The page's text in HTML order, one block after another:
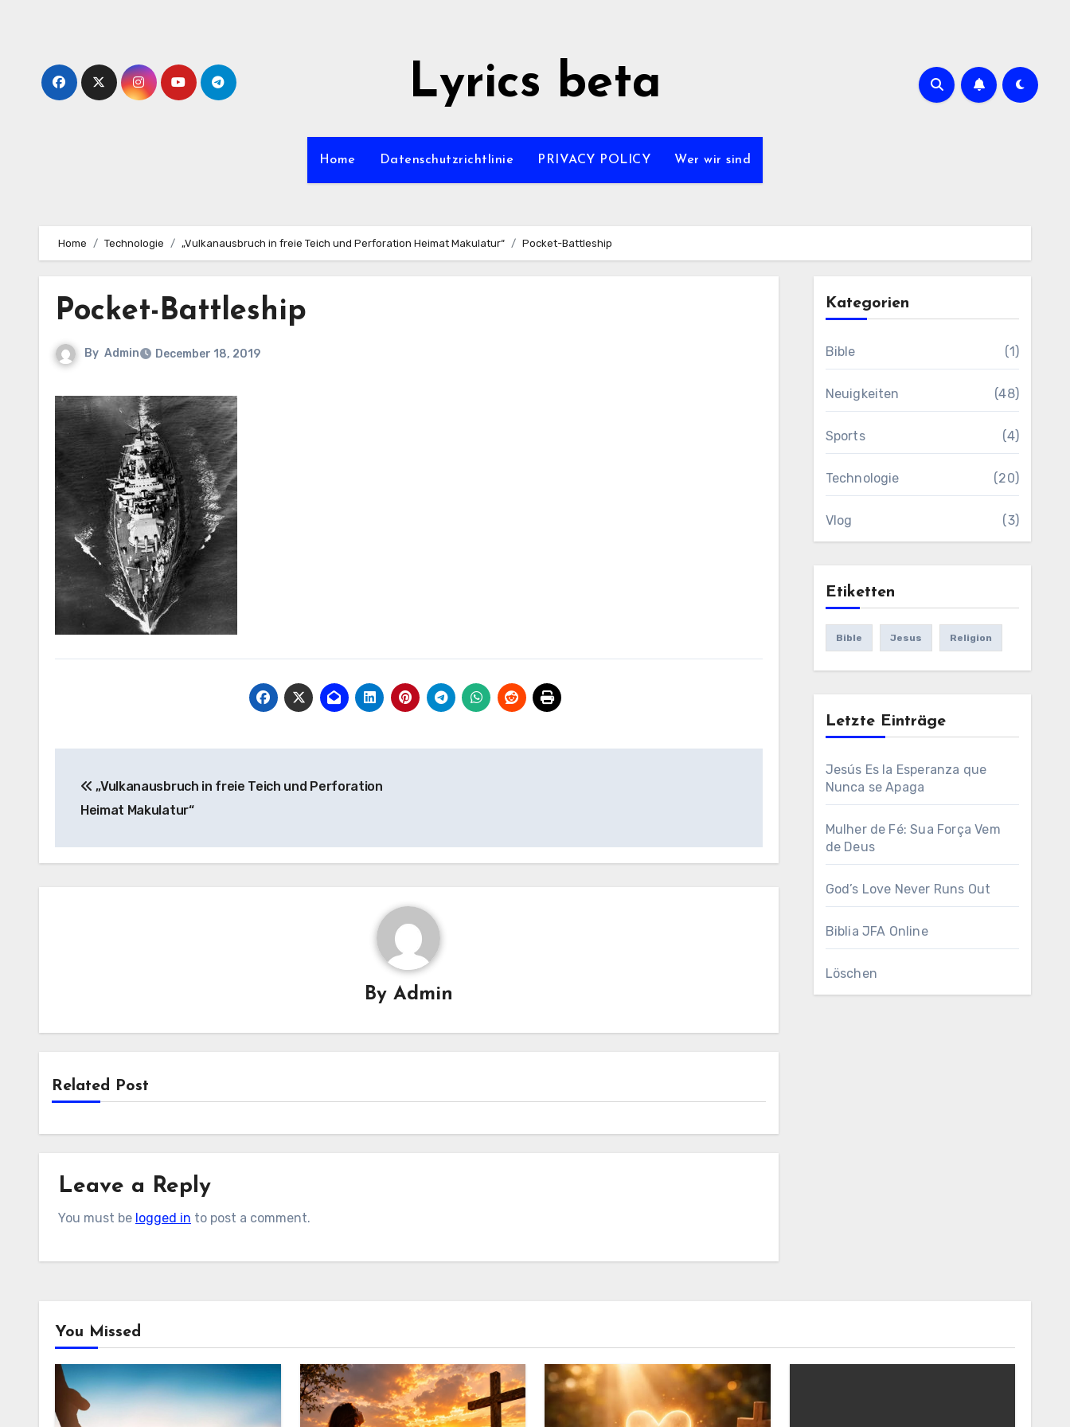
Lyrics beta
Home Datenschutzrichtlinie PRIVACY POLICY Wer wir sind
Home Technologie „Vulkanausbruch in freie Teich und Perforation Heimat Makulatur“ Pocket-Battleship
Pocket-Battleship
By Admin December 18, 2019
navigation
„Vulkanausbruch in freie Teich und Perforation
Heimat Makulatur“
By Admin
Related Post
Leave a Reply
You must be logged in to post a comment.
Kategorien
Bible (1)
Neuigkeiten (48)
Sports (4)
Technologie (20)
Vlog (3)
Etiketten
Bible Jesus Religion
Letzte Einträge
Jesús Es la Esperanza que
Nunca se Apaga
Mulher de Fé: Sua Força Vem
de Deus
God’s Love Never Runs Out
Biblia JFA Online
Löschen
You Missed